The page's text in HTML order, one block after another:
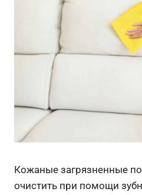
Кожаные загрязненные
очистить при помощи